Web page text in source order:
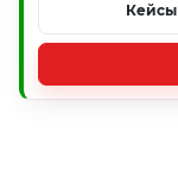
Кейсы